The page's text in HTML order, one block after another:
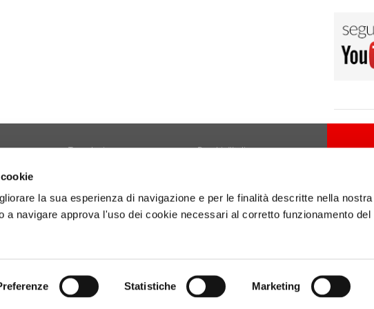
la sua esperienza di navigazione e per le finalità descritte nella nostra
a navigare approva l'uso dei cookie necessari al corretto funzionamento del
Statistiche Marketing
Tecnologia
Diario di Viaggio
Attività
Borghi d'Italia
Copertina
01160141006.
Design